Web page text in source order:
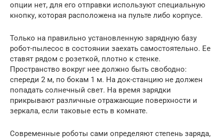
опции нет, для его отправки используют специальную
кнопку, которая расположена на пульте либо корпусе.
Только на правильно установленную зарядную базу
робот-пылесос в состоянии заехать самостоятельно. Ее
ставят рядом с розеткой, плотно к стенке.
Пространство вокруг нее должно быть свободно:
спереди 2 м, по бокам 1 м. На док-станцию не должен
попадать солнечный свет. На время зарядки
прикрывают различные отражающие поверхности и
зеркала, если таковые есть в комнате.
Современные роботы сами определяют степень заряда,